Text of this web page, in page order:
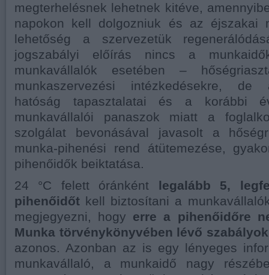
megterhelésnek lehetnek kitéve,
napokon kell dolgozniuk és az éjszakai
lehetőség a szervezetük
jogszabályi előírás nincs a
munkavállalók esetében –
munkaszervezési intézkedésekre, de
hatóság tapasztalatai és a korábbi
munkavállalói panaszok miatt a
szolgálat bevonásával javasolt a
munka-pihenési rend átütemezése,
pihenőidők beiktatása.
24 °C felett óránként legalább 5,
pihenőidőt kell biztosítani a
megjegyezni, hogy erre a pihenőidőre
Munka törvénykönyvében lévő szabályok
azonos. Azonban az is egy lényeges
munkavállaló, a munkaidő nagy